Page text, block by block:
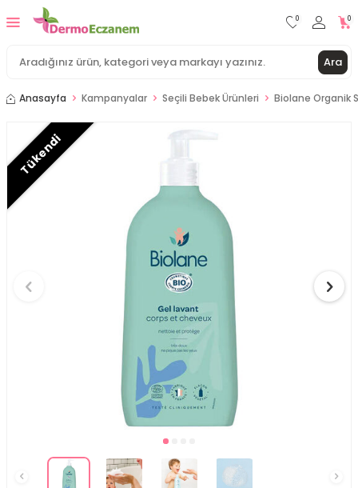
Ara
0 0
Anasayfa Kampanyalar Seçili Bebek Ürünleri Biolane Organik
Tükendi